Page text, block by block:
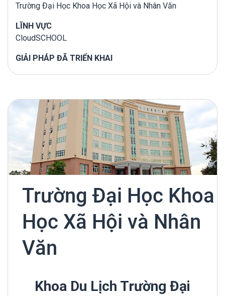
Trường Đại Học Khoa Học Xã Hội và Nhân Văn
LĨNH VỰC
CloudSCHOOL
GIẢI PHÁP ĐÃ TRIỂN KHAI
Trường Đại Học Khoa
Học Xã Hội và Nhân
Văn
Khoa Du Lịch Trường Đại